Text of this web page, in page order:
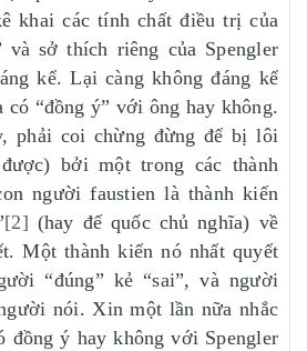
khai các tính chất điều trị của
và sở thích riêng của Spengler
kể. Lại càng không đáng kể
“đồng ý” với ông hay không.
phải coi chừng đừng để bị lôi
bởi một trong các thành
người faustien là thành kiến
[2] (hay đế quốc chủ nghĩa) về
Một thành kiến nó nhất quyết
“đúng” kẻ “sai”, và người
nói. Xin một lần nữa nhắc
đồng ý hay không với Spengler